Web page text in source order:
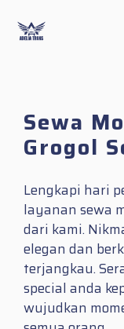
content
Sewa
Grogol
Lengkapi hari
layanan sewa
dari kami.
elegan dan
terjangkau.
special anda
wujudkan